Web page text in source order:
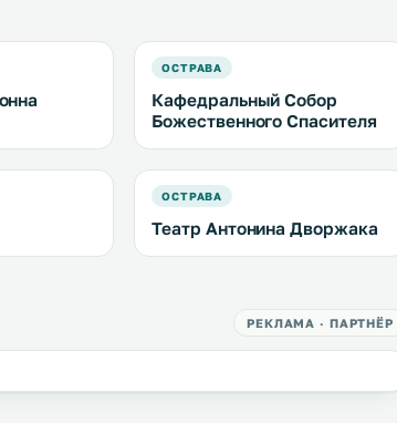
ОСТРАВА
Кафедральный Собор
Божественного Спасителя
ОСТРАВА
Театр Антонина Дворжака
РЕКЛАМА · ПАРТНЁР